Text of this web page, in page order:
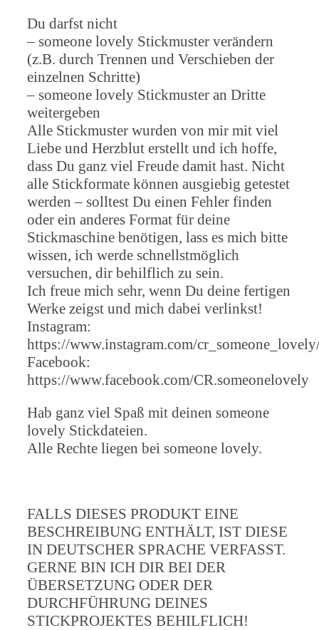
Du darfst nicht
– someone lovely Stickmuster verändern
(z.B. durch Trennen und Verschieben der
einzelnen Schritte)
– someone lovely Stickmuster an Dritte
weitergeben
Alle Stickmuster wurden von mir mit viel
Liebe und Herzblut erstellt und ich hoffe,
dass Du ganz viel Freude damit hast. Nicht
alle Stickformate können ausgiebig getestet
werden – solltest Du einen Fehler finden
oder ein anderes Format für deine
Stickmaschine benötigen, lass es mich bitte
wissen, ich werde schnellstmöglich
versuchen, dir behilflich zu sein.
Ich freue mich sehr, wenn Du deine fertigen
Werke zeigst und mich dabei verlinkst!
Instagram:
https://www.instagram.com/
Facebook:
https://www.facebook.com/CR.someonelovely
Hab ganz viel Spaß mit deinen someone
lovely Stickdateien.
Alle Rechte liegen bei someone lovely.
FALLS DIESES PRODUKT EINE
BESCHREIBUNG ENTHÄLT, IST DIESE
IN DEUTSCHER SPRACHE VERFASST.
GERNE BIN ICH DIR BEI DER
ÜBERSETZUNG ODER DER
DURCHFÜHRUNG DEINES
STICKPROJEKTES BEHILFLICH!